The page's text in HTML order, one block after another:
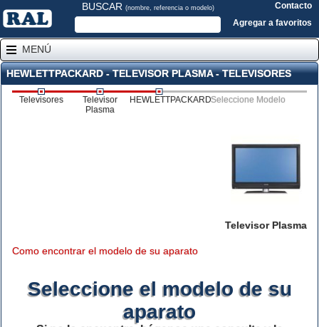
BUSCAR (nombre, referencia o modelo)
Contacto
Agregar a favoritos
MENÚ
HEWLETTPACKARD - TELEVISOR PLASMA - TELEVISORES
Televisores
Televisor
Plasma
HEWLETTPACKARDSeleccione Modelo
Televisor Plasma
Como encontrar el modelo de su aparato
Seleccione el modelo de su
aparato